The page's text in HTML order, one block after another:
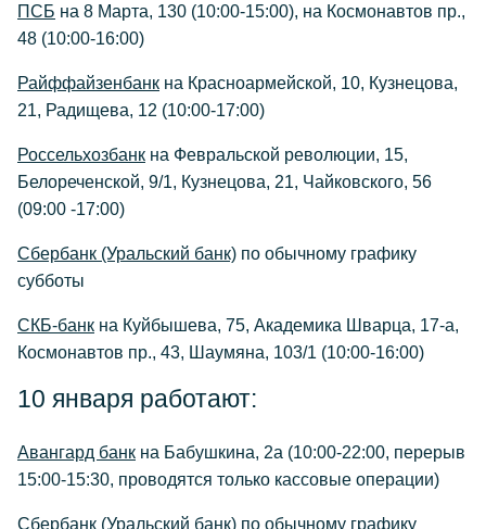
ПСБ на 8 Марта, 130 (10:00-15:00), на Космонавтов пр.,
48 (10:00-16:00)
Райффайзенбанк на Красноармейской, 10, Кузнецова,
21, Радищева, 12 (10:00-17:00)
Россельхозбанк на Февральской революции, 15,
Белореченской, 9/1, Кузнецова, 21, Чайковского, 56
(09:00 -17:00)
Сбербанк (Уральский банк) по обычному графику
субботы
СКБ-банк на Куйбышева, 75, Академика Шварца, 17-а,
Космонавтов пр., 43, Шаумяна, 103/1 (10:00-16:00)
10 января работают:
Авангард банк на Бабушкина, 2а (10:00-22:00, перерыв
15:00-15:30, проводятся только кассовые операции)
Сбербанк (Уральский банк) по обычному графику